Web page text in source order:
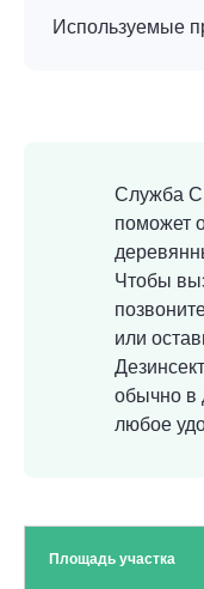
Используемые
Служба
поможет
Чтобы
или
обычно в
любое
Площадь участка